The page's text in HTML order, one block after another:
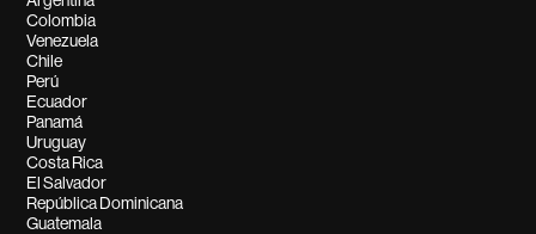
Colombia
Venezuela
Chile
Perú
Ecuador
Panamá
Uruguay
Costa Rica
El Salvador
República Dominicana
Guatemala